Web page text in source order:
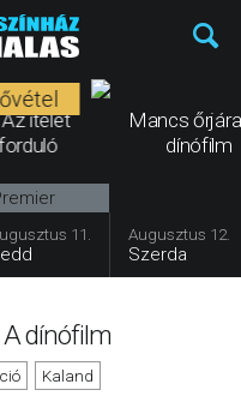
ítélet
Mancs
dínófilm
11. Augusztus 12.
Szerda
dínófilm
Kaland